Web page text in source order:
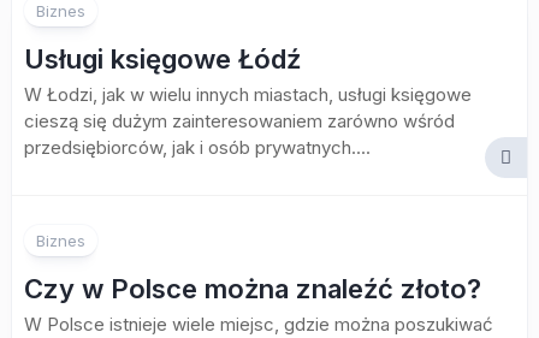
Biznes
Usługi księgowe Łódź
W Łodzi, jak w wielu innych miastach, usługi księgowe
cieszą się dużym zainteresowaniem zarówno wśród
przedsiębiorców, jak i osób prywatnych....
Biznes
Czy w Polsce można znaleźć złoto?
W Polsce istnieje wiele miejsc, gdzie można poszukiwać